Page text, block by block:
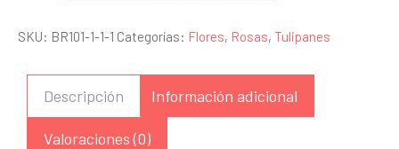
y
SKU: BR101-1-1-1 Categorías: Flores, Rosas, Tulipanes
Descripción Información adicional
Valoraciones (0)